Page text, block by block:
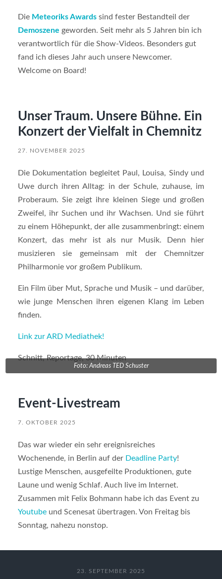
Die Meteoriks Awardssind fester Bestandteil der
Demoszene geworden. Seit mehr als 5 Jahren bin ich
verantwortlich für die Show-Videos. Besonders gut
fand ich dieses Jahr auch unsere Newcomer.
Welcome on Board!
Unser Traum. Unsere Bühne. Ein
Konzert der Vielfalt in Chemnitz
27. NOVEMBER 2025
Die Dokumentation begleitet Paul, Louisa, Sindy und
Uwe durch ihren Alltag: in der Schule, zuhause, im
Proberaum. Sie zeigt ihre kleinen Siege und großen
Zweifel, ihr Suchen und ihr Wachsen. Und sie führt
zu einem Höhepunkt, der alle zusammenbringt: einem
Konzert, das mehr ist als nur Musik. Denn hier
musizieren sie gemeinsam mit der Chemnitzer
Philharmonie vor großem Publikum.
Ein Film über Mut, Sprache und Musik – und darüber,
wie junge Menschen ihren eigenen Klang im Leben
finden.
Link zur ARD Mediathek!
Schnitt, Reportage, 30 Minuten
Foto: Andreas TED Schuster
Event-Livestream
7. OKTOBER 2025
Das war wieder ein sehr ereignisreiches
Wochenende, in Berlin auf der Deadline Party!
Lustige Menschen, ausgefeilte Produktionen, gute
Laune und wenig Schlaf. Auch live im Internet.
Zusammen mit Felix Bohmann habe ich das Event zu
Youtubeund Scenesat übertragen. Von Freitag bis
Sonntag, nahezu nonstop.
23. SEPTEMBER 2025